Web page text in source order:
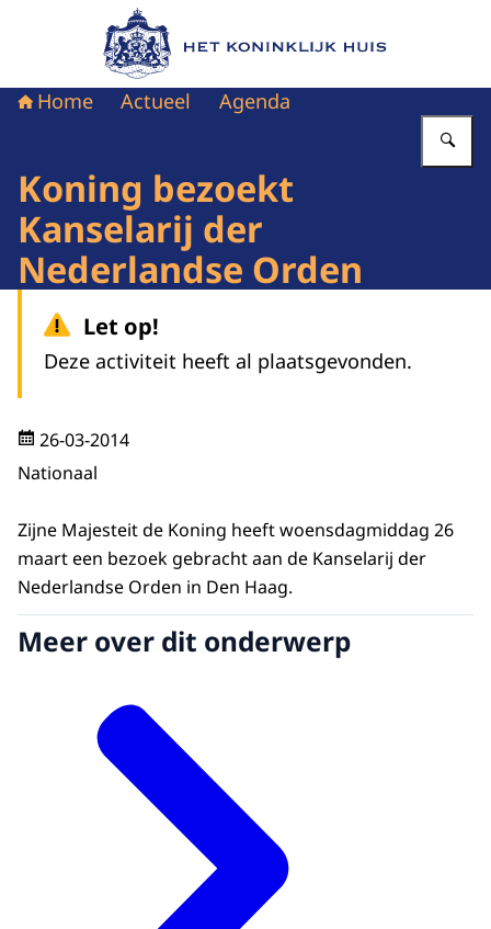
Naar de homepage van Het Koninklijk Huis
Home Actueel Agenda
Koning bezoekt
Kanselarij der
Nederlandse Orden
Let op!
Deze activiteit heeft al plaatsgevonden.
26-03-2014
Nationaal
Zijne Majesteit de Koning heeft woensdagmiddag 26
maart een bezoek gebracht aan de Kanselarij der
Nederlandse Orden in Den Haag.
Meer over dit onderwerp